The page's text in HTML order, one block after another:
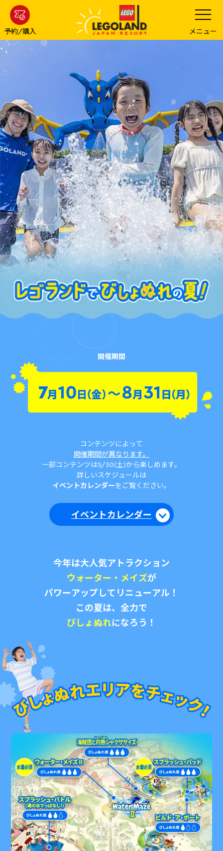
ン
コ
ン
ン
へ
予約/購入
メ
ニ
ー
を
メニュー
開催期間
コンテンツによって
開催期間が異なります。
一部コンテンツは5/30(土)から楽しめます。
詳しいスケジュールは
イベントカレンダーをご覧ください。
イベントカレンダー
今年は大人気アトラクション
ウォーター・メイズが
パワーアップしてリニューアル！
この夏は、全力で
びしょぬれになろう！